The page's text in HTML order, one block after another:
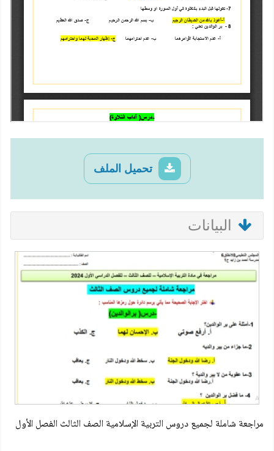
تحميل الملف
البيانات
مراجعة شاملة لجميع دروس التربية الإسلامية الصف الثالث الفصل الأول